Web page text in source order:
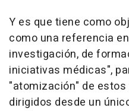
Y es que tiene como
como una referencia
investigación, de
iniciativas médicas",
"atomización" de
dirigidos desde un